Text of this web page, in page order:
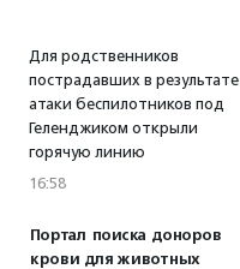
Для родственников
пострадавших в результате
атаки беспилотников под
Геленджиком открыли
горячую линию
16:58
Портал поиска доноров
крови для животных